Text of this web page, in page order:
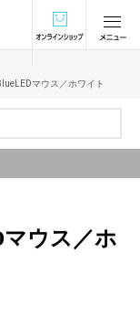
オンラインショ
マウス／ホワイト
ウス／ホ